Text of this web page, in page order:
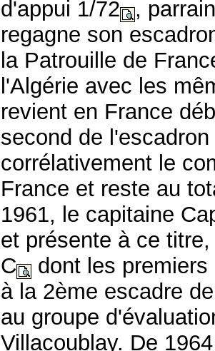
d'appui 1/72
,
regagne son
la Patrouille de
l'Algérie avec les
revient en France
second de
corrélativement le
France et reste au
1961, le capitaine
et présente à ce
C
dont les
à la 2ème escadre
au groupe
Villacoublay. De